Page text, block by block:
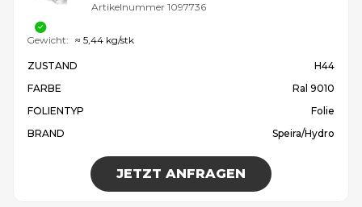
Artikelnummer 1097736
ZUSTAND
H44
FARBE
Ral 9010
FOLIENTYP
Folie
BRAND
Speira/Hydro
JETZT ANFRAGEN
Gewicht: ≈ 5,44 kg/stk